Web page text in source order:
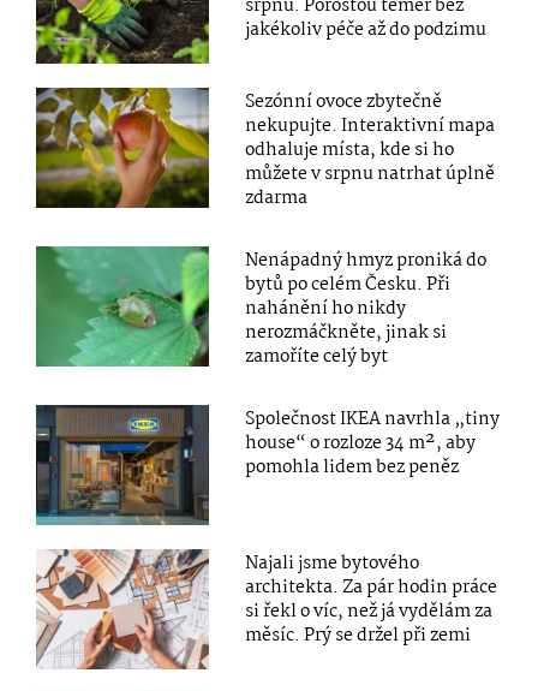
srpnu. Porostou téměř bez
jakékoliv péče až do podzimu
Sezónní ovoce zbytečně
nekupujte. Interaktivní mapa
odhaluje místa, kde si ho
můžete v srpnu natrhat úplně
zdarma
Nenápadný hmyz proniká do
bytů po celém Česku. Při
nahánění ho nikdy
nerozmáčkněte, jinak si
zamoříte celý byt
Společnost IKEA navrhla „tiny
house“ o rozloze 34 m², aby
pomohla lidem bez peněz
Najali jsme bytového
architekta. Za pár hodin práce
si řekl o víc, než já vydělám za
měsíc. Prý se držel při zemi